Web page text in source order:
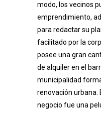
modo, los vecinos
emprendimiento,
para redactar su
facilitado por la
posee una gran
de alquiler en el
municipalidad
renovación urbana.
negocio fue una